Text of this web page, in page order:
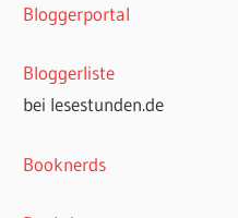
Bloggerportal
Bloggerliste
bei lesestunden.de
Booknerds